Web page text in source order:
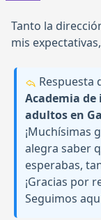
Tanto la
mis
Respuesta
Academia
adultos en
¡Muchísimas
alegra saber
esperabas,
¡Gracias por
Seguimos